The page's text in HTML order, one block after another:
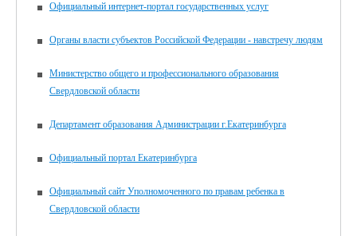
Официальный интернет-портал государственных услуг
Органы власти субъектов Российской Федерации - навстречу людям
Министерство общего и профессионального образования
Свердловской области
Департамент образования Администрации г.Екатеринбурга
Официальный портал Екатеринбурга
Официальный сайт Уполномоченного по правам ребенка в
Свердловской области